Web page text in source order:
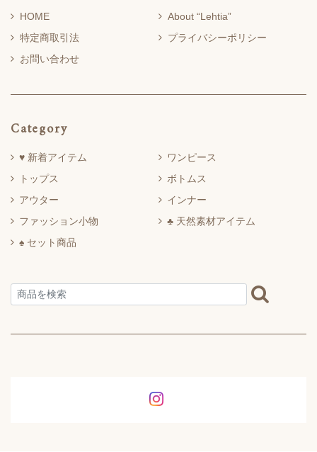
HOME
About “Lehtia”
特定商取引法
プライバシーポリシー
お問い合わせ
Category
♥ 新着アイテム
ワンピース
トップス
ボトムス
アウター
インナー
ファッション小物
♣ 天然素材アイテム
♠ セット商品